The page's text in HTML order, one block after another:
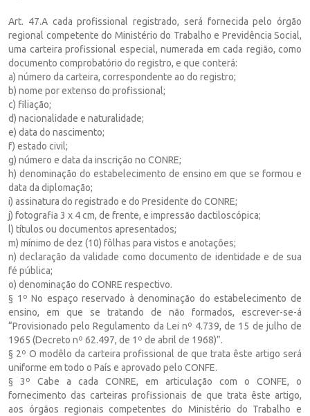
Art. 47.A cada profissional registrado, será fornecida pelo órgão
regional competente do Ministério do Trabalho e Previdência Social,
uma carteira profissional especial, numerada em cada região, como
documento comprobatório do registro, e que conterá:
a) número da carteira, correspondente ao do registro;
b) nome por extenso do profissional;
c) filiação;
d) nacionalidade e naturalidade;
e) data do nascimento;
f) estado civil;
g) número e data da inscrição no CONRE;
h) denominação do estabelecimento de ensino em que se formou e
data da diplomação;
i) assinatura do registrado e do Presidente do CONRE;
j) fotografia 3 x 4 cm, de frente, e impressão dactiloscópica;
l) títulos ou documentos apresentados;
m) mínimo de dez (10) fôlhas para vistos e anotações;
n) declaração da validade como documento de identidade e de sua
fé pública;
o) denominação do CONRE respectivo.
§ 1º No espaço reservado à denominação do estabelecimento de
ensino, em que se tratando de não formados, escrever-se-á
“Provisionado pelo Regulamento da Lei nº 4.739, de 15 de julho de
1965 (Decreto nº 62.497, de 1º de abril de 1968)”.
§ 2º O modêlo da carteira profissional de que trata êste artigo será
uniforme em todo o País e aprovado pelo CONFE.
§ 3º Cabe a cada CONRE, em articulação com o CONFE, o
fornecimento das carteiras profissionais de que trata êste artigo,
aos órgãos regionais competentes do Ministério do Trabalho e